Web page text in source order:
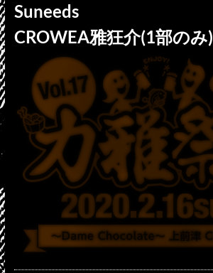
Suneeds
CROWEA雅狂介(1部のみ)